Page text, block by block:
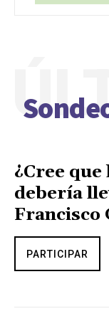
¿Cree que
debería
Francisco
PARTICIPAR